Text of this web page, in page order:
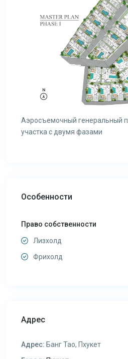
Аэросъемочный генеральный
участка с двумя фазами
Особенности
Право собственности
Лизхолд
Фрихолд
Адрес
Адрес: Банг Тао, Пхукет